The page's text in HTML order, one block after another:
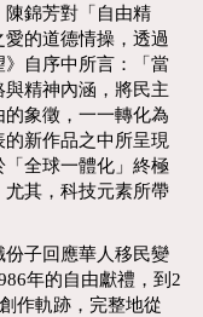
陳錦芳對「自由精
的道德情操，透過
自序中所言：「當
精神內涵，將民主
象徵，一一轉化為
新作品之中所呈現
全球一體化」終極
其，科技元素所帶
份子回應華人移民變
年的自由獻禮，到2
作軌跡，完整地從